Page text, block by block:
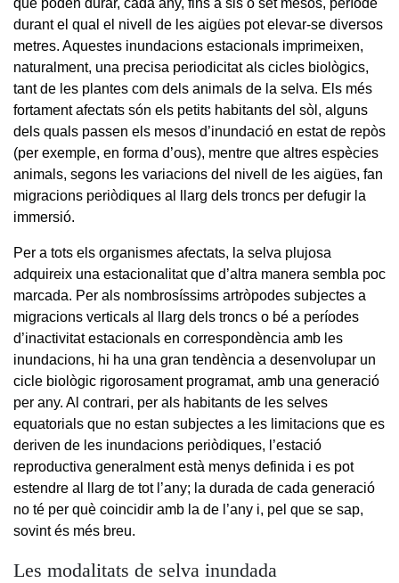
que poden durar, cada any, fins a sis o set mesos, període
durant el qual el nivell de les aigües pot elevar-se diversos
metres. Aquestes inundacions estacionals imprimeixen,
naturalment, una precisa periodicitat als cicles biològics,
tant de les plantes com dels animals de la selva. Els més
fortament afectats són els petits habitants del sòl, alguns
dels quals passen els mesos d’inundació en estat de repòs
(per exemple, en forma d’ous), mentre que altres espècies
animals, segons les variacions del nivell de les aigües, fan
migracions periòdiques al llarg dels troncs per defugir la
immersió.
Per a tots els organismes afectats, la selva plujosa
adquireix una estacionalitat que d’altra manera sembla poc
marcada. Per als nombrosíssims artròpodes subjectes a
migracions verticals al llarg dels troncs o bé a períodes
d’inactivitat estacionals en correspondència amb les
inundacions, hi ha una gran tendència a desenvolupar un
cicle biològic rigorosament programat, amb una generació
per any. Al contrari, per als habitants de les selves
equatorials que no estan subjectes a les limitacions que es
deriven de les inundacions periòdiques, l’estació
reproductiva generalment està menys definida i es pot
estendre al llarg de tot l’any; la durada de cada generació
no té per què coincidir amb la de l’any i, pel que se sap,
sovint és més breu.
Les modalitats de selva inundada